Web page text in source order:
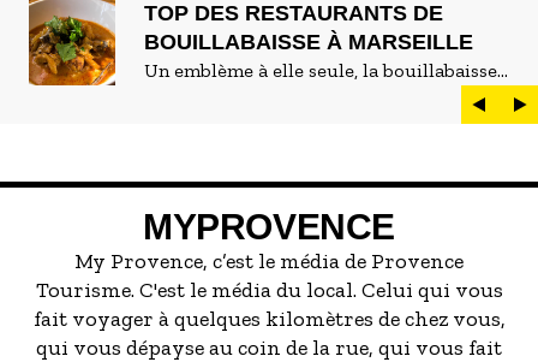
TOP DES RESTAURANTS DE
BOUILLABAISSE À MARSEILLE
Un emblème à elle seule, la bouillabaisse
est LE plat marseillais par excellence. On
peut d'ailleurs vite être submergé·e par la
servir la meilleure...
MYPROVENCE
My Provence, c’est le média de Provence
Tourisme. C'est le média du local. Celui qui vous
fait voyager à quelques kilomètres de chez vous,
qui vous dépayse au coin de la rue, qui vous fait